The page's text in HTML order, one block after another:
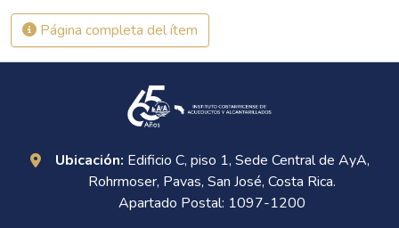
Página completa del ítem
Ubicación: Edificio C, piso 1, Sede Central de AyA,
Rohrmoser, Pavas, San José, Costa Rica.
Apartado Postal: 1097-1200